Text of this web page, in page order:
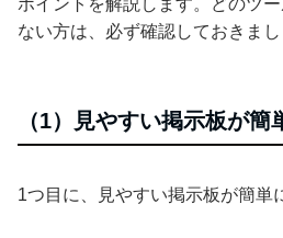
ない方は、必ず確認しておきまし
（1）見やすい掲示板が簡
1つ目に、見やすい掲示板が簡単